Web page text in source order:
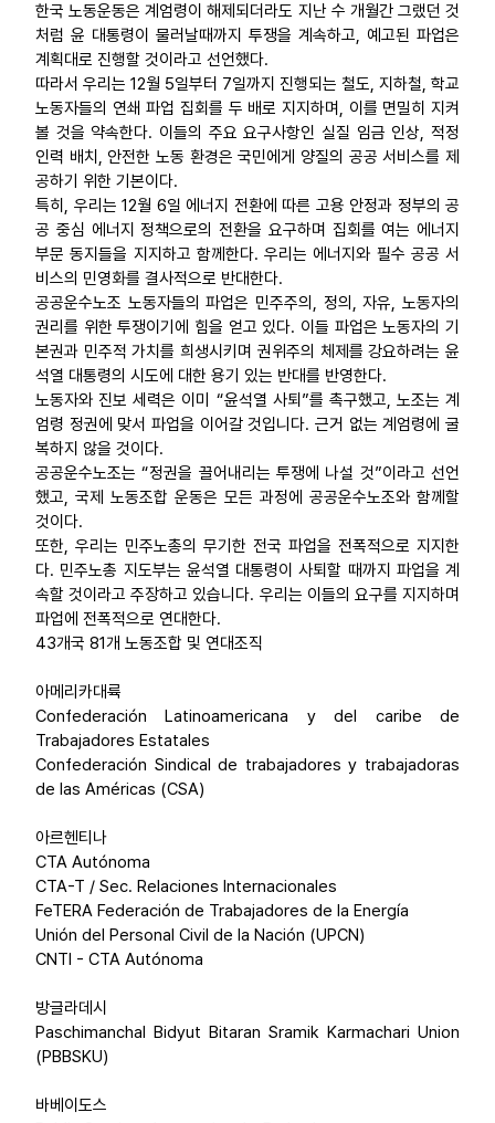
한국 노동운동은 계엄령이 해제되더라도 지난 수 개월간 그랬던 것
처럼 윤 대통령이 물러날때까지 투쟁을 계속하고, 예고된 파업은
계획대로 진행할 것이라고 선언했다.
따라서 우리는 12월 5일부터 7일까지 진행되는 철도, 지하철, 학교
노동자들의 연쇄 파업 집회를 두 배로 지지하며, 이를 면밀히 지켜
볼 것을 약속한다. 이들의 주요 요구사항인 실질 임금 인상, 적정
인력 배치, 안전한 노동 환경은 국민에게 양질의 공공 서비스를 제
공하기 위한 기본이다.
특히, 우리는 12월 6일 에너지 전환에 따른 고용 안정과 정부의 공
공 중심 에너지 정책으로의 전환을 요구하며 집회를 여는 에너지
부문 동지들을 지지하고 함께한다. 우리는 에너지와 필수 공공 서
비스의 민영화를 결사적으로 반대한다.
공공운수노조 노동자들의 파업은 민주주의, 정의, 자유, 노동자의
권리를 위한 투쟁이기에 힘을 얻고 있다. 이들 파업은 노동자의 기
본권과 민주적 가치를 희생시키며 권위주의 체제를 강요하려는 윤
석열 대통령의 시도에 대한 용기 있는 반대를 반영한다.
노동자와 진보 세력은 이미 “윤석열 사퇴”를 촉구했고, 노조는 계
엄령 정권에 맞서 파업을 이어갈 것입니다. 근거 없는 계엄령에 굴
복하지 않을 것이다.
공공운수노조는 “정권을 끌어내리는 투쟁에 나설 것”이라고 선언
했고, 국제 노동조합 운동은 모든 과정에 공공운수노조와 함께할
것이다.
또한, 우리는 민주노총의 무기한 전국 파업을 전폭적으로 지지한
다. 민주노총 지도부는 윤석열 대통령이 사퇴할 때까지 파업을 계
속할 것이라고 주장하고 있습니다. 우리는 이들의 요구를 지지하며
파업에 전폭적으로 연대한다.
43개국 81개 노동조합 및 연대조직
아메리카대륙
Confederación Latinoamericana y del caribe de
Trabajadores Estatales
Confederación Sindical de trabajadores y trabajadoras
de las Américas (CSA)
아르헨티나
CTA Autónoma
CTA-T / Sec. Relaciones Internacionales
FeTERA Federación de Trabajadores de la Energía
Unión del Personal Civil de la Nación (UPCN)
CNTI - CTA Autónoma
방글라데시
Paschimanchal Bidyut Bitaran Sramik Karmachari Union
(PBBSKU)
바베이도스